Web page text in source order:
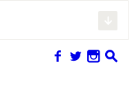
f w n s